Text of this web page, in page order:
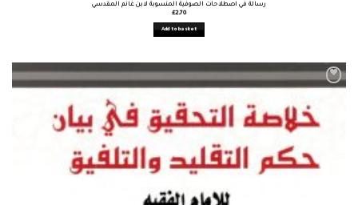
رسالة في اصطلاحات الصوفية المنسوبة لابن غانم المقدسي
£2.70
Add to basket